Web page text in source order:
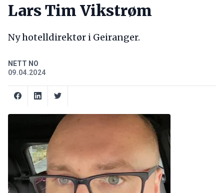
Lars Tim Vikstrøm
Ny hotelldirektør i Geiranger.
NETT NO
09.04.2024